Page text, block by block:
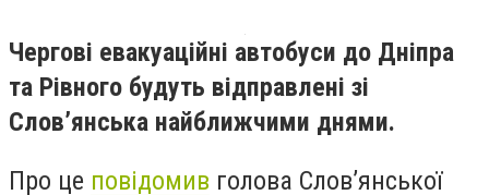
Чергові евакуаційні автобуси до Дніпра
та Рівного будуть відправлені зі
Слов’янська найближчими днями.
Про це повідомив голова Слов’янської